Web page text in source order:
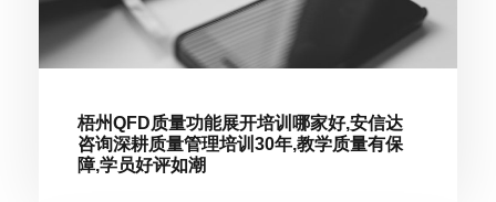
梧州QFD质量功能展开培训哪家好,安信达
咨询深耕质量管理培训30年,教学质量有保
障,学员好评如潮